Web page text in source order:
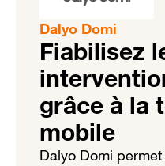
Dalyo Domi
Fiabilisez
grâce à la
mobile
Dalyo Domi